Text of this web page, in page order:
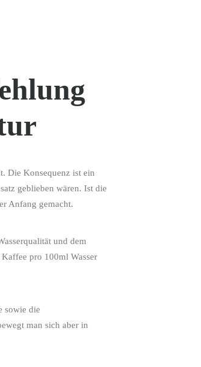
Die Konsequenz ist ein
geblieben wären. Ist die
Anfang gemacht.
und dem
pro 100ml Wasser
sowie die
man sich aber in